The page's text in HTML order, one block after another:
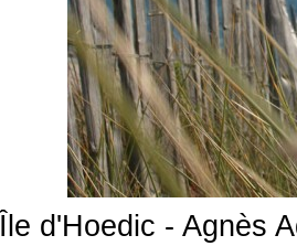
Île d'Hoedic - Agnès